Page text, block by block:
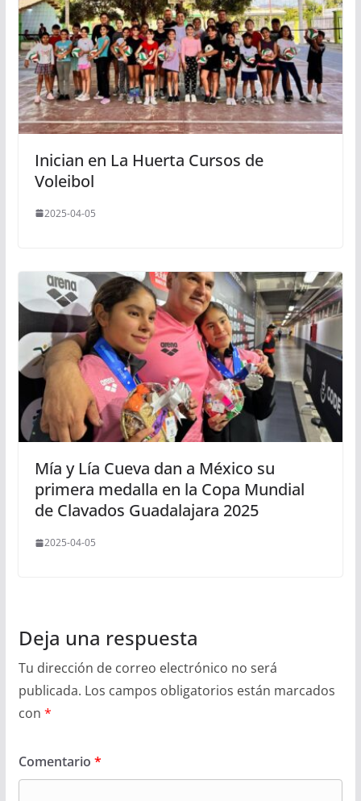
Inician en La Huerta Cursos de
Voleibol
2025-04-05
Mía y Lía Cueva dan a México su
primera medalla en la Copa Mundial
de Clavados Guadalajara 2025
2025-04-05
Deja una respuesta
Tu dirección de correo electrónico no será
publicada. Los campos obligatorios están marcados
con *
Comentario *